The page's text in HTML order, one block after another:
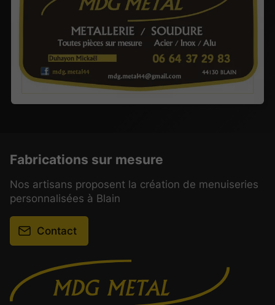
Fabrications sur mesure
Nos artisans proposent la création de menuiseries
personnalisées à Blain
Contact